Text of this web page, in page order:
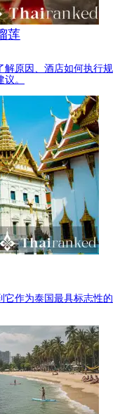
莲
解原因、酒店如何执行规
。
它作为泰国最具标志性的